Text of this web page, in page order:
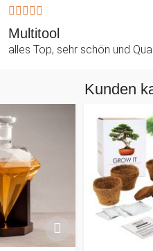
Multitool
alles Top, sehr schön und
Kunden